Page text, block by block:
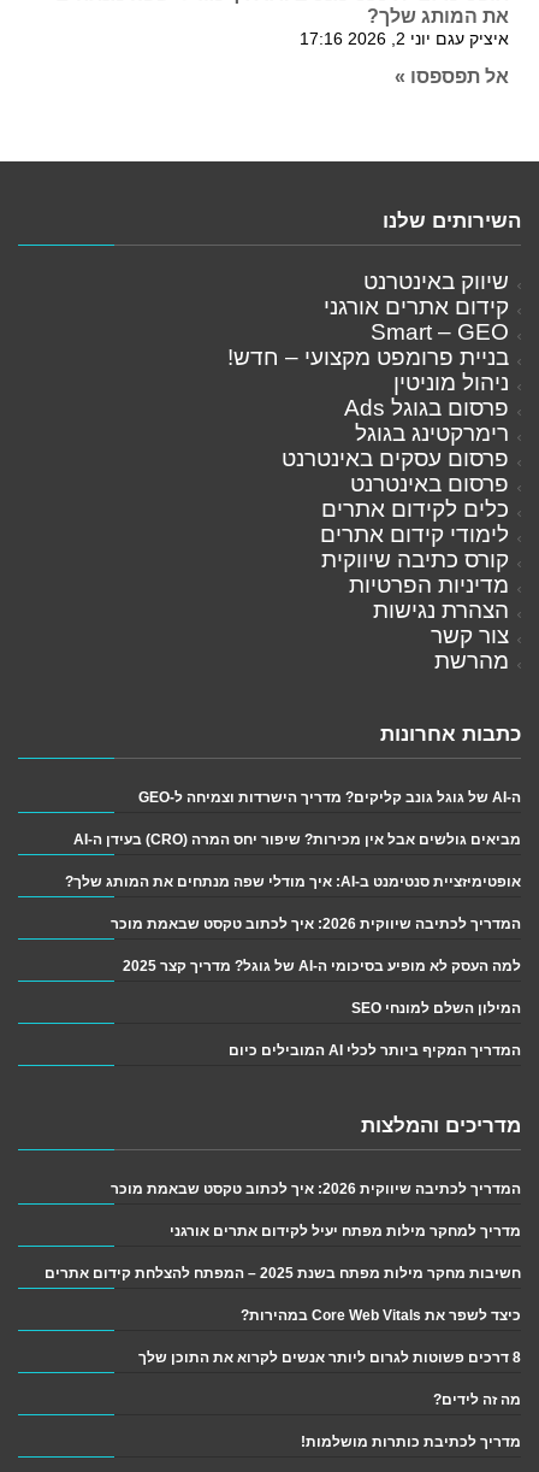
את המותג שלך?
איציק עגם יוני 2, 2026 17:16
אל תפספסו »
השירותים שלנו
שיווק באינטרנט
קידום אתרים אורגני
Smart – GEO
בניית פרומפט מקצועי – חדש!
ניהול מוניטין
פרסום בגוגל Ads
רימרקטינג בגוגל
פרסום עסקים באינטרנט
פרסום באינטרנט
כלים לקידום אתרים
לימודי קידום אתרים
קורס כתיבה שיווקית
מדיניות הפרטיות
הצהרת נגישות
צור קשר
מהרשת
כתבות אחרונות
ה-AI של גוגל גונב קליקים? מדריך הישרדות וצמיחה ל-GEO
מביאים גולשים אבל אין מכירות? שיפור יחס המרה (CRO) בעידן ה-AI
אופטימיזציית סנטימנט ב-AI: איך מודלי שפה מנתחים את המותג שלך?
המדריך לכתיבה שיווקית 2026: איך לכתוב טקסט שבאמת מוכר
למה העסק לא מופיע בסיכומי ה-AI של גוגל? מדריך קצר 2025
המילון השלם למונחי SEO
המדריך המקיף ביותר לכלי AI המובילים כיום
מדריכים והמלצות
המדריך לכתיבה שיווקית 2026: איך לכתוב טקסט שבאמת מוכר
מדריך למחקר מילות מפתח יעיל לקידום אתרים אורגני
חשיבות מחקר מילות מפתח בשנת 2025 – המפתח להצלחת קידום אתרים
כיצד לשפר את Core Web Vitals במהירות?
8 דרכים פשוטות לגרום ליותר אנשים לקרוא את התוכן שלך
מה זה לידים?
מדריך לכתיבת כותרות מושלמות!